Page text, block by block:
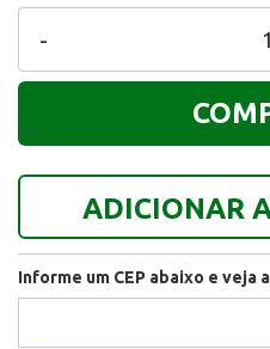
-
ADICIONAR
Informe um CEP abaixo e veja